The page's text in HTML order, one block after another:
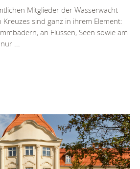
Mitglieder der Wasserwacht
sind ganz in ihrem Element:
an Flüssen, Seen sowie am
...